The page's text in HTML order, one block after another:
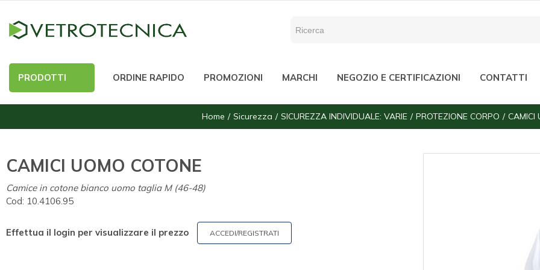
PRODOTTI ORDINE RAPIDO PROMOZIONI MARCHI NEGOZIO E CERTIFICAZIONI CONTATTI
Home Sicurezza SICUREZZA INDIVIDUALE: VARIE PROTEZIONE CORPO CAMICI
CAMICI UOMO COTONE
Camice in cotone bianco uomo taglia M (46-48)
Cod: 10.4106.95
Effettua il login per visualizzare il prezzo ACCEDI/REGISTRATI